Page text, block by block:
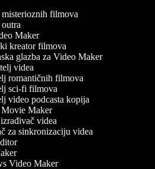
filmova
Maker
kreator filmova
glazba za Video Maker
videa
romantičnih filmova
sci-fi filmova
video podcasta kopija
Maker
videa
za sinkronizaciju videa
Video Maker